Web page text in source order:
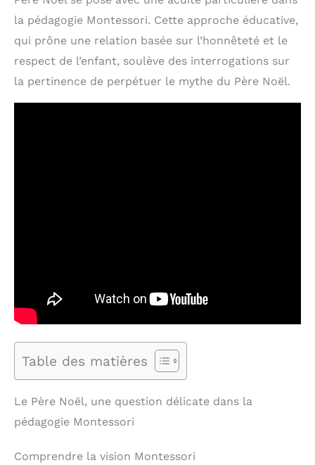
la pédagogie Montessori. Cette approche éducative,
qui prône une relation basée sur l’honnêteté et le
respect de l’enfant, soulève des interrogations sur
la pertinence de perpétuer le mythe du Père Noël.
Table des matières
Le Père Noël, une question délicate dans la
pédagogie Montessori
Comprendre la vision Montessori